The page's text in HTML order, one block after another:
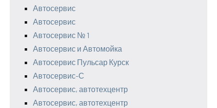
Автосервис
Автосервис
Автосервис № 1
Автосервис и Автомойка
Автосервис Пульсар Курск
Автосервис-С
Автосервис, автотехцентр
Автосервис, автотехцентр